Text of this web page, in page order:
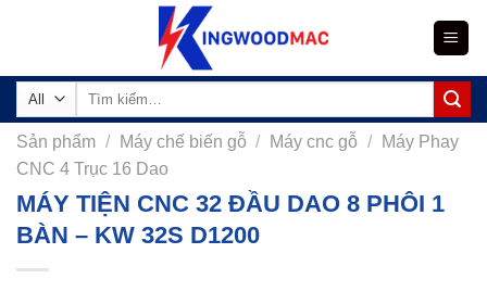
Tìm
Sản phẩm / Máy chế biến gỗ / Máy cnc gỗ /
Máy Phay
CNC 4 Trục 16 Dao
MÁY TIỆN CNC 32 ĐẦU DAO 8 PHÔI 1
BÀN – KW 32S D1200